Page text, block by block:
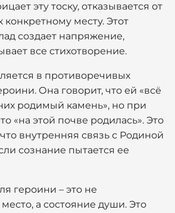
эту тоску, отказывается от
конкретному месту. Этот
создает напряжение,
все стихотворение.
в противоречивых
Она говорит, что ей «всё
родимый камень», но при
«на этой почве родилась». Это
внутренняя связь с Родиной
сознание пытается ее
героини – это не
а состояние души. Это